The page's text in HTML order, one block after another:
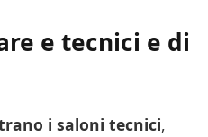
e tecnici e di
i saloni tecnici,